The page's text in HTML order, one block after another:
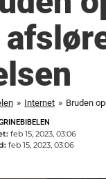
» Internet » Bruden
feb 15, 2023, 03:06
feb 15, 2023, 03:06